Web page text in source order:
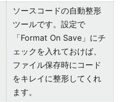
ソースコードの自動整形
ツールです。設定で
「Format On Save」にチ
ェックを入れておけば、
ファイル保存時にコード
をキレイに整形してくれ
ます。